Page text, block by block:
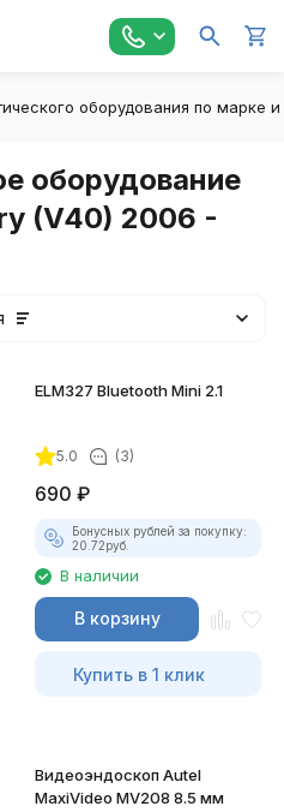
оборудования по марке
оборудование
(V40) 2006 -
ELM327 Bluetooth Mini 2.1
5.0 (3)
690 ₽
Бонусных рублей за покупку:
20.72руб.
В наличии
В корзину
Купить в 1 клик
Видеоэндоскоп Autel
MaxiVideo MV208 8.5 мм